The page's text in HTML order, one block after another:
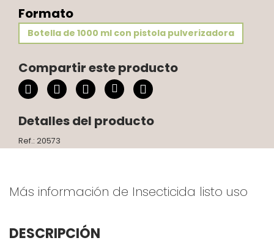
Formato
Botella de 1000 ml con pistola pulverizadora
Compartir este producto
Detalles del producto
Ref.: 20573
Más información de Insecticida listo uso
DESCRIPCIÓN